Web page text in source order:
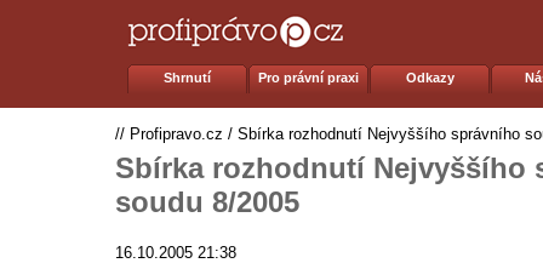
Shrnutí Pro právní praxi Odkazy
// Profipravo.cz / Sbírka rozhodnutí Nejvyššího správního
Sbírka rozhodnutí Nejvyššího
soudu 8/2005
16.10.2005 21:38